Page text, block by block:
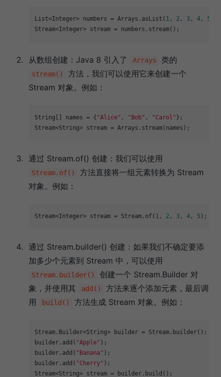
List<Integer> numbers = Arrays.asList( 1 , 2 , 3 , 4 , 5
从数组创建：Java 8 引入了 Arrays 类的
stream()
方法，我们可以使用它来创建一个
Stream 对象。例如：
String[] names = { "Alice" , "Bob" , "Carol" };
通过 Stream.of() 创建：我们可以使用
Stream.of()
方法直接将一组元素转换为 Stream
对象。例如：
Stream<Integer> stream = Stream.of( 1 , 2 , 3 , 4 , 5
通过 Stream.builder() 创建：如果我们不确定要添
加多少个元素到 Stream 中，可以使用
Stream.builder()
创建一个 Stream.Builder 对
象，并使用其
add()
方法来逐个添加元素，最后调
用
build() 方法生成 Stream 对象。例如：
Stream.Builder<String> builder = Stream.builder();
builder.add( "Apple" );
builder.add( "Banana" );
builder.add( "Cherry" );